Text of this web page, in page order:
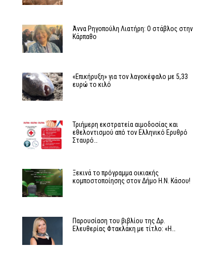
Άννα Ρηγοπούλη Λιατήρη: Ο στάβλος στην
Κάρπαθο
«Επικήρυξη» για τον λαγοκέφαλο με 5,33
ευρώ το κιλό
Τριήμερη εκστρατεία αιμοδοσίας και
εθελοντισμού από τον Ελληνικό Ερυθρό
Σταυρό…
Ξεκινά το πρόγραμμα οικιακής
κομποστοποίησης στον Δήμο Η.Ν. Κάσου!
Παρουσίαση του βιβλίου της Δρ.
Ελευθερίας Φτακλάκη με τίτλο: «Η…